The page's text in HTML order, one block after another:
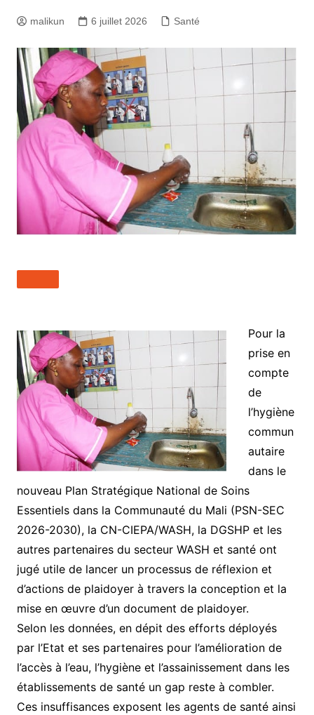
malikun 6 juillet 2026 Santé
Pour la
prise en
compte
de
l’hygiène
commun
autaire
dans le
nouveau Plan Stratégique National de Soins
Essentiels dans la Communauté du Mali (PSN-SEC
2026-2030), la CN-CIEPA/WASH, la DGSHP et les
autres partenaires du secteur WASH et santé ont
jugé utile de lancer un processus de réflexion et
d’actions de plaidoyer à travers la conception et la
mise en œuvre d’un document de plaidoyer.
Selon les données, en dépit des efforts déployés
par l’Etat et ses partenaires pour l’amélioration de
l’accès à l’eau, l’hygiène et l’assainissement dans les
établissements de santé un gap reste à combler.
Ces insuffisances exposent les agents de santé ainsi